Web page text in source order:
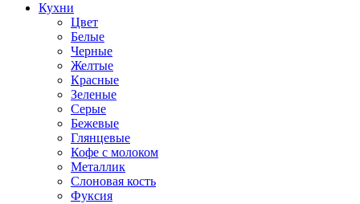
Кухни
Цвет
Белые
Черные
Желтые
Красные
Зеленые
Серые
Бежевые
Глянцевые
Кофе с молоком
Металлик
Слоновая кость
Фуксия